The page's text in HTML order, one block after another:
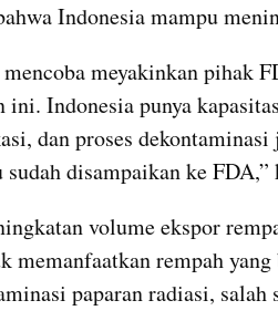
Indonesia mampu
meyakinkan pihak
ini. Indonesia punya
dan proses
disampaikan ke FDA,”
volume ekspor
memanfaatkan rempah
paparan radiasi, salah